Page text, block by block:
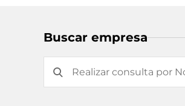
Buscar empresa